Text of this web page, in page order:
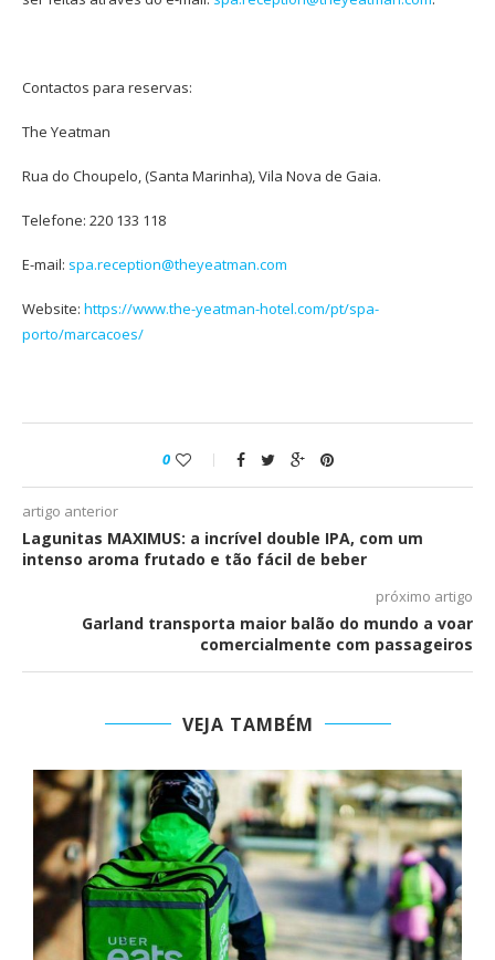
Contactos para reservas:
The Yeatman
Rua do Choupelo, (Santa Marinha), Vila Nova de Gaia.
Telefone: 220 133 118
E-mail: spa.reception@theyeatman.com
Website: https://www.the-yeatman-hotel.com/pt/spa-
porto/marcacoes/
0
artigo anterior
Lagunitas MAXIMUS: a incrível double IPA, com um
intenso aroma frutado e tão fácil de beber
próximo artigo
Garland transporta maior balão do mundo a voar
comercialmente com passageiros
VEJA TAMBÉM